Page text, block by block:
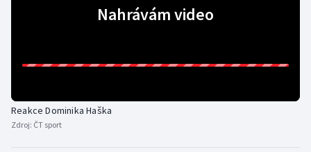
Rychlostní kanoistika
Stolní tenis
Nahrávám video
Reakce Dominika Haška
Zdroj: ČT sport